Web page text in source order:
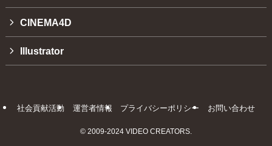
CINEMA4D
Illustrator
社会貢献活動 運営者情報 プライバシーポリシー お問い合わせ
© 2009-2024 VIDEO CREATORS.